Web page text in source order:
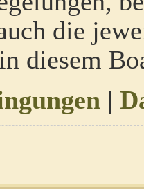
die
diesem
|